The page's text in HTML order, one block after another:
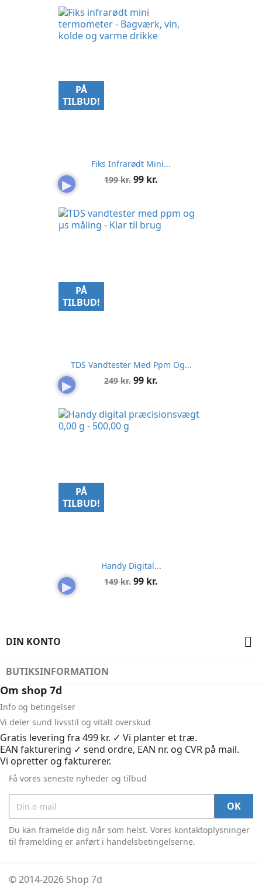
▶
Fiks Infrarødt Mini...
Normalpris
199 kr. Pris
99 kr.
PÅ
TILBUD!
▶
TDS Vandtester Med Ppm Og...
Normalpris
249 kr. Pris
99 kr.
PÅ
TILBUD!
▶
Handy Digital...
Normalpris
149 kr. Pris
99 kr.
PÅ
TILBUD!
DIN KONTO 
BUTIKSINFORMATION
Om shop 7d
Info og betingelser
Vi deler sund livsstil og vitalt overskud
Gratis levering fra 499 kr. ✓ Vi planter et træ.
EAN fakturering ✓ send ordre, EAN nr. og CVR på mail.
Vi opretter og fakturerer.
Få vores seneste nyheder og tilbud
Du kan framelde dig når som helst. Vores kontaktoplysninger
til framelding er anført i handelsbetingelserne.
© 2014-2026 Shop 7d